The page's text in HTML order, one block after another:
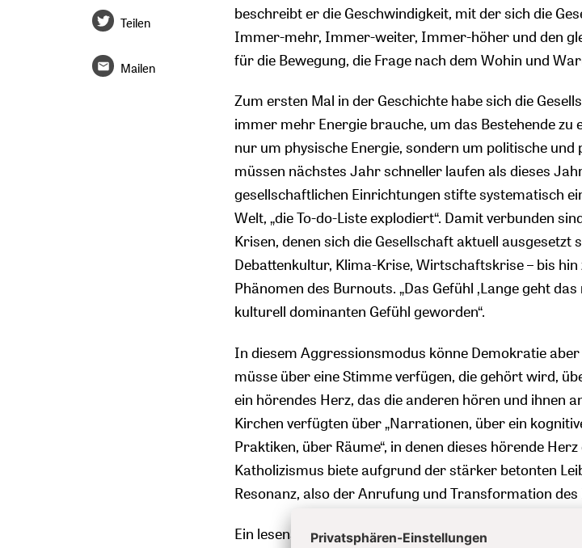
beschreibt er die Geschwindigkeit, mit der sich die
Immer-mehr, Immer-weiter, Immer-höher und den
für die Bewegung, die Frage nach dem Wohin und
Zum ersten Mal in der Geschichte habe sich die
immer mehr Energie brauche, um das Bestehende zu
nur um physische Energie, sondern um politische und
müssen nächstes Jahr schneller laufen als dieses
gesellschaftlichen Einrichtungen stifte systematisch
Welt, „die To-do-Liste explodiert“. Damit verbunden
Krisen, denen sich die Gesellschaft aktuell ausgesetzt
Debattenkultur, Klima-Krise, Wirtschaftskrise – bis
Phänomen des Burnouts. „Das Gefühl ‚Lange geht
kulturell dominanten Gefühl geworden“.
In diesem Aggressionsmodus könne Demokratie
müsse über eine Stimme verfügen, die gehört wird,
ein hörendes Herz, das die anderen hören und ihnen
Kirchen verfügten über „Narrationen, über ein
Praktiken, über Räume“, in denen dieses hörende
Katholizismus biete aufgrund der stärker betonten
Resonanz, also der Anrufung und Transformation
Ein lesenswertes Buch, das Mut macht. Denn die
Teilen
Mailen